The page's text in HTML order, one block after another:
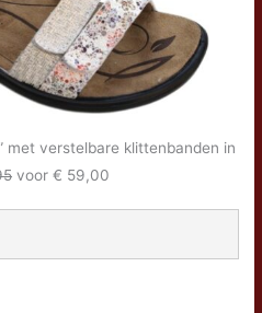
met verstelbare klittenbanden in
voor € 59,00